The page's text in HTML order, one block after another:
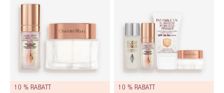
10 % RABATT 10 % RABATT